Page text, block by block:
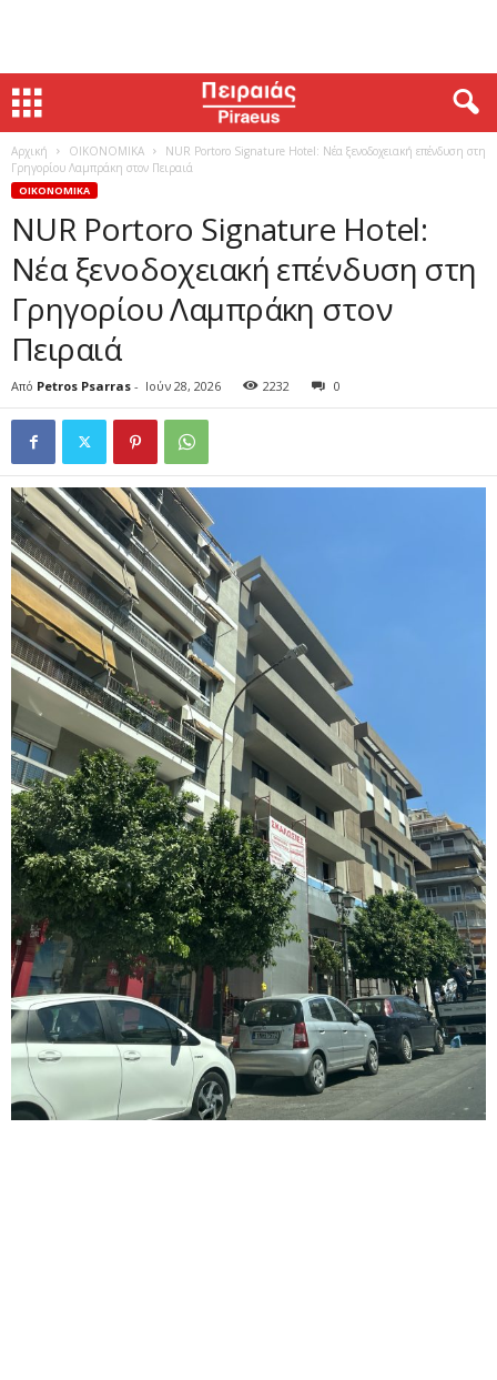
Αρχική ΟΙΚΟΝΟΜΙΚΑ
NUR Portoro Signature Hotel: Νέα ξενοδοχειακή επένδυση στη
Γρηγορίου Λαμπράκη στον Πειραιά
ΟΙΚΟΝΟΜΙΚΑ
NUR Portoro Signature Hotel:
Νέα ξενοδοχειακή επένδυση στη
Γρηγορίου Λαμπράκη στον
Πειραιά
Από Petros Psarras - Ιούν 28, 2026 2232 0